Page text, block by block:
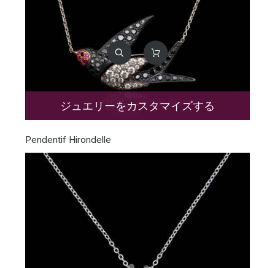
ジュエリーをカスタマイズする
Pendentif Hirondelle